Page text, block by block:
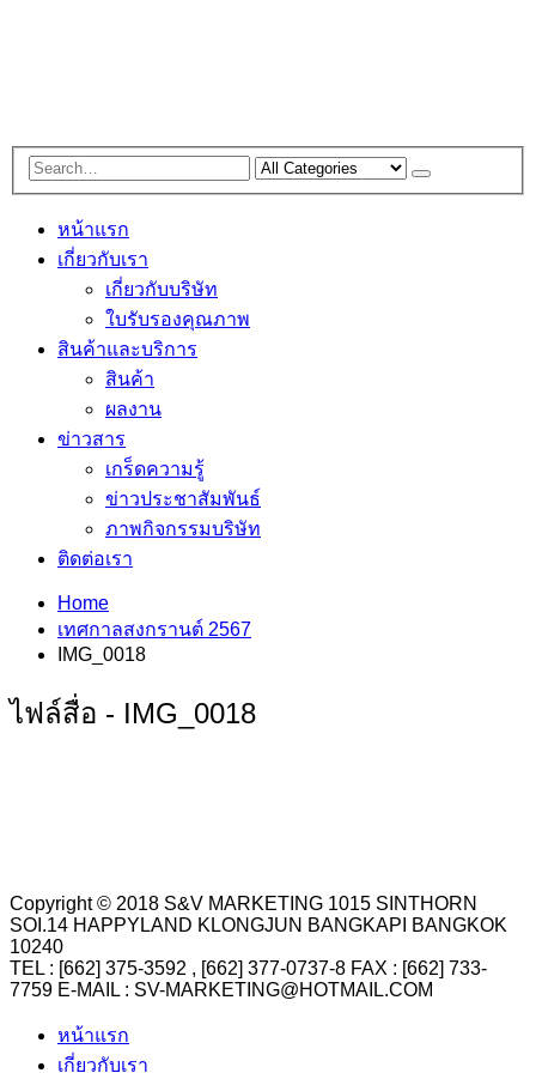
หน้าแรก
เกี่ยวกับเรา
เกี่ยวกับบริษัท
ใบรับรองคุณภาพ
สินค้าและบริการ
สินค้า
ผลงาน
ข่าวสาร
เกร็ดความรู้
ข่าวประชาสัมพันธ์
ภาพกิจกรรมบริษัท
ติดต่อเรา
Home
เทศกาลสงกรานต์ 2567
IMG_0018
ไฟล์สื่อ - IMG_0018
Copyright © 2018 S&V MARKETING 1015 SINTHORN
SOI.14 HAPPYLAND KLONGJUN BANGKAPI BANGKOK
10240
TEL : [662] 375-3592 , [662] 377-0737-8 FAX : [662] 733-
7759 E-MAIL : SV-MARKETING@HOTMAIL.COM
หน้าแรก
เกี่ยวกับเรา